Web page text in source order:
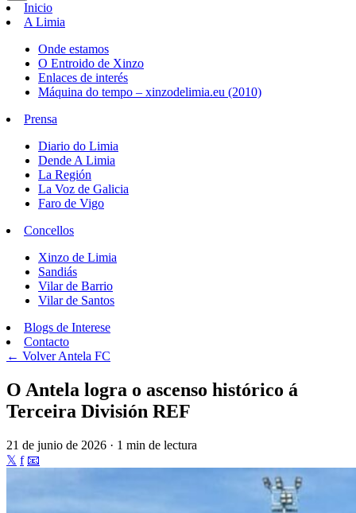
Inicio
A Limia
Onde estamos
O Entroido de Xinzo
Enlaces de interés
Máquina do tempo – xinzodelimia.eu (2010)
Prensa
Diario do Limia
Dende A Limia
La Región
La Voz de Galicia
Faro de Vigo
Concellos
Xinzo de Limia
Sandiás
Vilar de Barrio
Vilar de Santos
Blogs de Interese
Contacto
← VolverAntela FC
O Antela logra o ascenso histórico á
Terceira División REF
21 de junio de 2026 · 1 min de lectura
𝕏 f 📧